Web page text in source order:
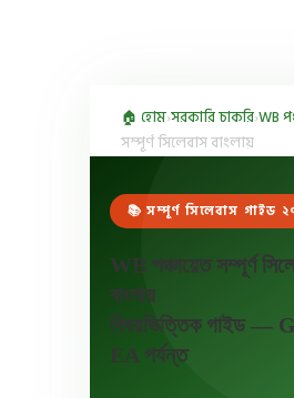
🏠 হোম›সরকারি চাকরি›WB
সম্পূর্ণ সিলেবাস বাংলায়
📚 সম্পূর্ণ সিলেবাস গাইড
WB পঞ্চায়েত সম্পূর্ণ
বাংলায়
বিষয়ভিত্তিক গাইড —
EA পর্যন্ত